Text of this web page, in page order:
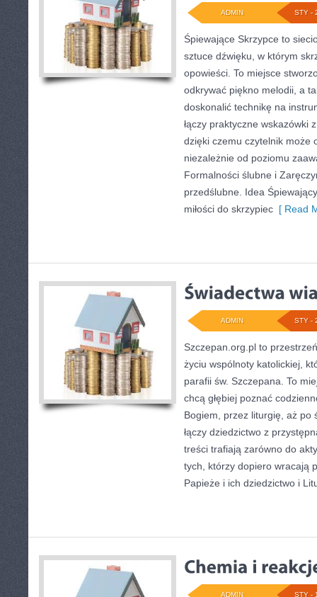
STY -
ADMIN
Śpiewające Skrzypce to
sztuce dźwięku, w którym
opowieści. To miejsce
odkrywać piękno melodii, a
doskonalić technikę na
łączy praktyczne wskazówki
dzięki czemu czytelnik może
niezależnie od poziomu
Formalności ślubne i
przedślubne. Idea
miłości do skrzypiec [ Read
STY -
ADMIN
Szczepan.org.pl to
życiu wspólnoty katolickiej,
parafii św. Szczepana. To
chcą głębiej poznać
Bogiem, przez liturgię, aż po
łączy dziedzictwo z
treści trafiają zarówno do
tych, którzy dopiero wracają
Papieże i ich dziedzictwo i
STY -
ADMIN